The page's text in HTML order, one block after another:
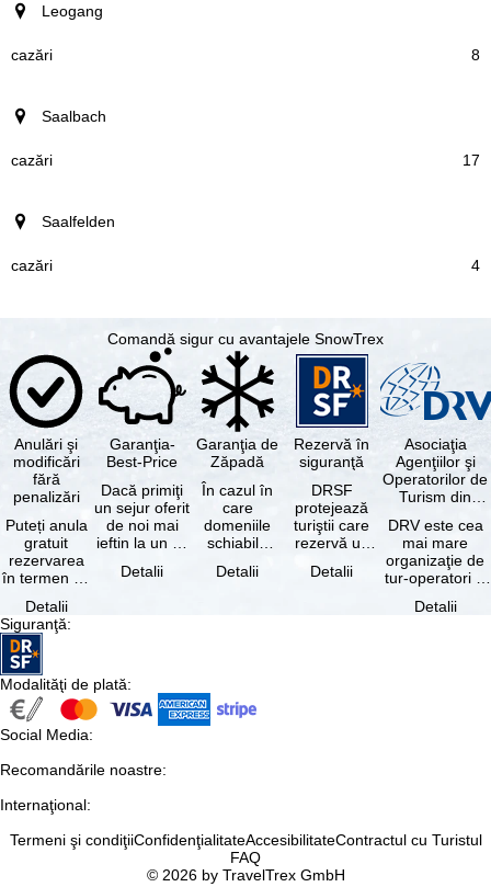
Leogang
8
Saalbach
17
Saalfelden
4
Comandă sigur cu avantajele SnowTrex
Anulări şi
modificări
fără
penalizări
Puteți anula
gratuit
rezervarea
în termen de
data
rezervării, …
Detalii
Garanţia-
Best-Price
Dacă primiţi
un sejur oferit
de noi mai
ieftin la un alt
cu aceleaşi …
Detalii
Garanţia de
Zăpadă
În cazul în
care
domeniile
schiabile
skipass-ul
Detalii
Rezervă în
siguranţă
DRSF
protejează
turiştii care
rezervă un
sau servicii
Detalii
Asociaţia
Agenţiilor şi
Operatorilor de
Turism din
DRV este cea
mai mare
organizaţie de
tur-operatori şi
turism din
Detalii
Siguranţă:
Modalităţi de plată:
Social Media:
Recomandările noastre:
Internaţional:
Termeni şi condiţiiConfidenţialitateAccesibilitateContractul cu Turistul
FAQ
© 2026 by TravelTrex GmbH